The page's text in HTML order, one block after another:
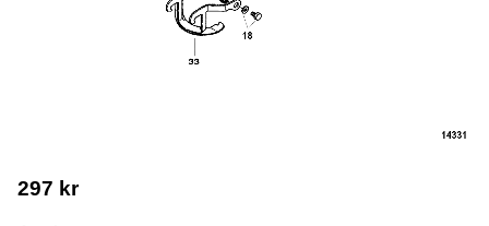
297 kr